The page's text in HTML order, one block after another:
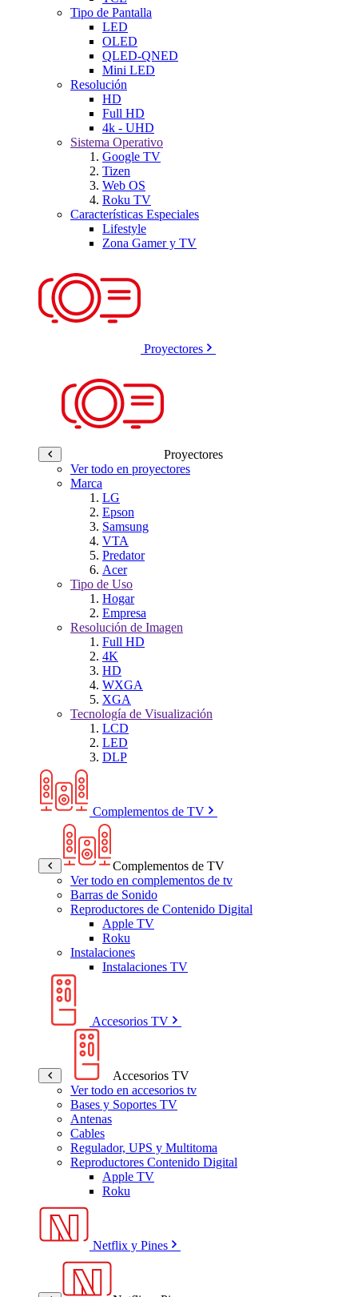
Tipo de Pantalla
LED
OLED
QLED-QNED
Mini LED
Resolución
HD
Full HD
4k - UHD
Sistema Operativo
Google TV
Tizen
Web OS
Roku TV
Características Especiales
Lifestyle
Zona Gamer y TV
Proyectores
Proyectores
Ver todo en proyectores
Marca
LG
Epson
Samsung
VTA
Predator
Acer
Tipo de Uso
Hogar
Empresa
Resolución de Imagen
Full HD
4K
HD
WXGA
XGA
Tecnología de Visualización
LCD
LED
DLP
Complementos de TV
Complementos de TV
Ver todo en complementos de tv
Barras de Sonido
Reproductores de Contenido Digital
Apple TV
Roku
Instalaciones
Instalaciones TV
Accesorios TV
Accesorios TV
Ver todo en accesorios tv
Bases y Soportes TV
Antenas
Cables
Regulador, UPS y Multitoma
Reproductores Contenido Digital
Apple TV
Roku
Netflix y Pines